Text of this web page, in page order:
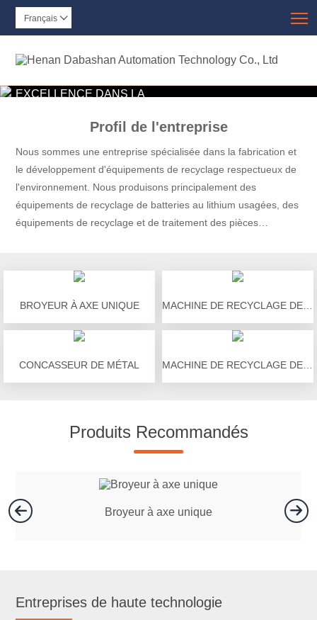
Français 
EXCELLENCE DANS LA
Profil de l'entreprise
Nous sommes une entreprise spécialisée dans la fabrication et
le développement d'équipements de recyclage respectueux de
l'environnement. Nous produisons principalement des
équipements de recyclage de batteries au lithium usagées, des
équipements de recyclage et de traitement des pièces
batteries au lithium, des équipements de décharge de batteries
BROYEUR À AXE UNIQUE
CONCASSEUR DE MÉTAL
Produits Recommandés
Broyeur à axe unique
Entreprises de haute technologie